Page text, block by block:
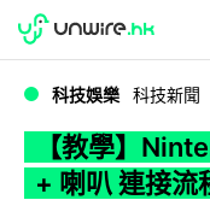
WWDC 2026
科技娛樂 科技新聞
【教學】
+ 喇叭 連接流